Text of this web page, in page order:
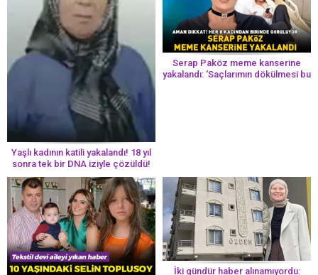
Yaşlı kadının katili yakalandı! 18 yıl
sonra tek bir DNA iziyle çözüldü!
Serap Paköz meme kanserine
yakalandı: ‘Saçlarımın dökülmesi bu
İki gündür haber alınamıyordu: